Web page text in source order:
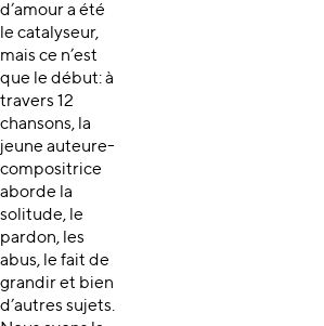
d’amour a été
le catalyseur,
mais ce n’est
que le début: à
travers 12
chansons, la
jeune auteure-
compositrice
aborde la
solitude, le
pardon, les
abus, le fait de
grandir et bien
d’autres sujets.